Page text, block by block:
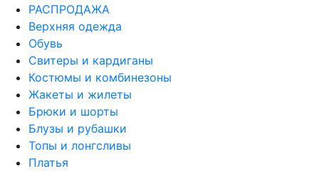
РАСПРОДАЖА
Верхняя одежда
Обувь
Свитеры и кардиганы
Костюмы и комбинезоны
Жакеты и жилеты
Брюки и шорты
Блузы и рубашки
Топы и лонгсливы
Платья